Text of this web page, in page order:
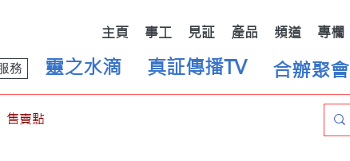
主頁 事工 見証 產品 頻道 專欄
靈之水滴
務 真証傳播TV 合辦聚會
售賣點